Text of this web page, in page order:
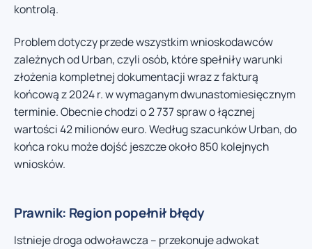
kontrolą.
Problem dotyczy przede wszystkim wnioskodawców
zależnych od Urban, czyli osób, które spełniły warunki
złożenia kompletnej dokumentacji wraz z fakturą
końcową z 2024 r. w wymaganym dwunastomiesięcznym
terminie. Obecnie chodzi o 2 737 spraw o łącznej
wartości 42 milionów euro. Według szacunków Urban, do
końca roku może dojść jeszcze około 850 kolejnych
wniosków.
Prawnik: Region popełnił błędy
Istnieje droga odwoławcza – przekonuje adwokat